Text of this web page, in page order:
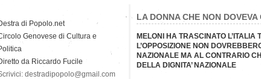
LA DONNA CHE NON
MELONI HA TRASCINATO
L’OPPOSIZIONE NON
NAZIONALE MA AL CONTRARIO
DELLA DIGNITA’ NAZIONALE
di Popolo.net
Genovese di Cultura e
da Riccardo Fucile
destradipopolo@gmail.com